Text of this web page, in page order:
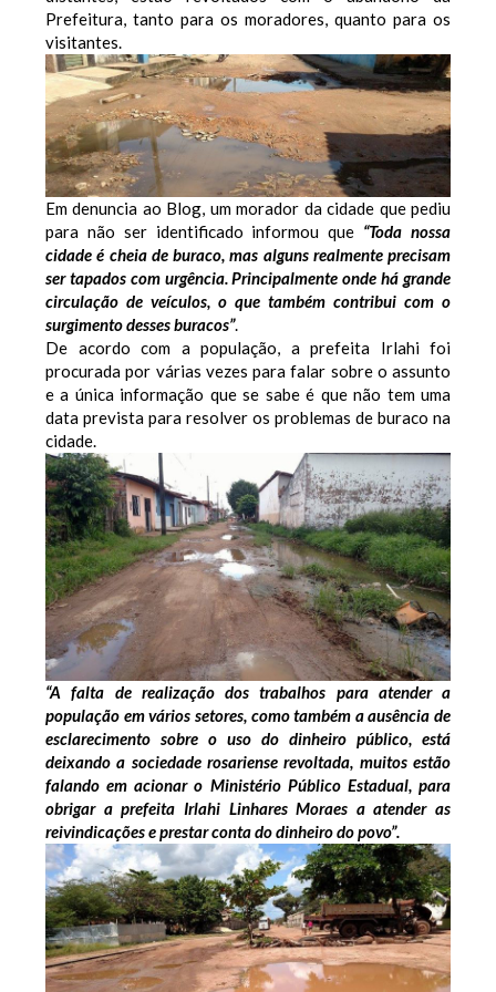
Prefeitura, tanto para os moradores, quanto para os
visitantes.
Em denuncia ao Blog, um morador da cidade que pediu
para não ser identificado informou que “Toda nossa
cidade é cheia de buraco, mas alguns realmente precisam
ser tapados com urgência. Principalmente onde há grande
circulação de veículos, o que também contribui com o
surgimento desses buracos”.
De acordo com a população, a prefeita Irlahi foi
procurada por várias vezes para falar sobre o assunto
e a única informação que se sabe é que não tem uma
data prevista para resolver os problemas de buraco na
cidade.
“A falta de realização dos trabalhos para atender a
população em vários setores, como também a ausência de
esclarecimento sobre o uso do dinheiro público, está
deixando a sociedade rosariense revoltada, muitos estão
falando em acionar o Ministério Público Estadual, para
obrigar a prefeita Irlahi Linhares Moraes a atender as
reivindicações e prestar conta do dinheiro do povo”.